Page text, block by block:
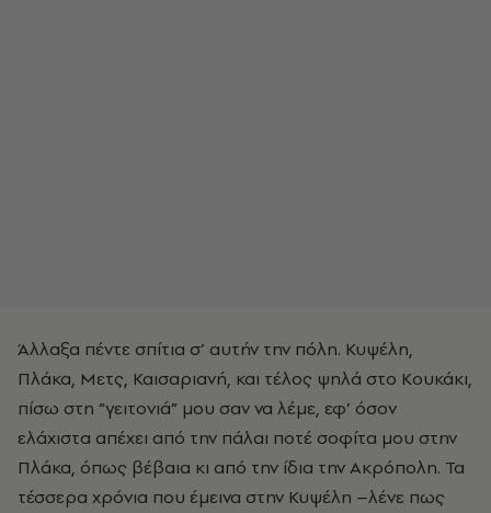
Άλλαξα πέντε σπίτια σ’ αυτήν την πόλη. Κυψέλη,
Πλάκα, Μετς, Καισαριανή, και τέλος ψηλά στο Κουκάκι,
πίσω στη “γειτονιά” μου σαν να λέμε, εφ’ όσον
ελάχιστα απέχει από την πάλαι ποτέ σοφίτα μου στην
Πλάκα, όπως βέβαια κι από την ίδια την Ακρόπολη. Τα
τέσσερα χρόνια που έμεινα στην Κυψέλη –λένε πως